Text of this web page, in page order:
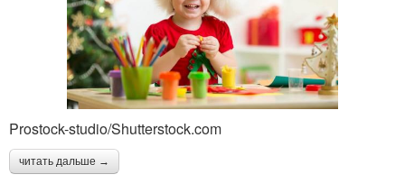
Prostock-studio/Shutterstock.com
читать дальше →